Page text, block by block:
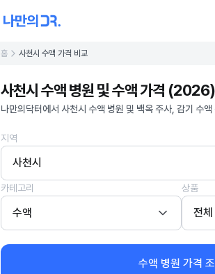
홈 사천시 수액 가격 비교
사천시 수액 병원 및 수액 가격 (2026)
나만의닥터에서 사천시 수액 병원 및 백옥 주사, 감기 수
지역
사천시
카테고리
수액
상품
전체
수액 병원 가격 조